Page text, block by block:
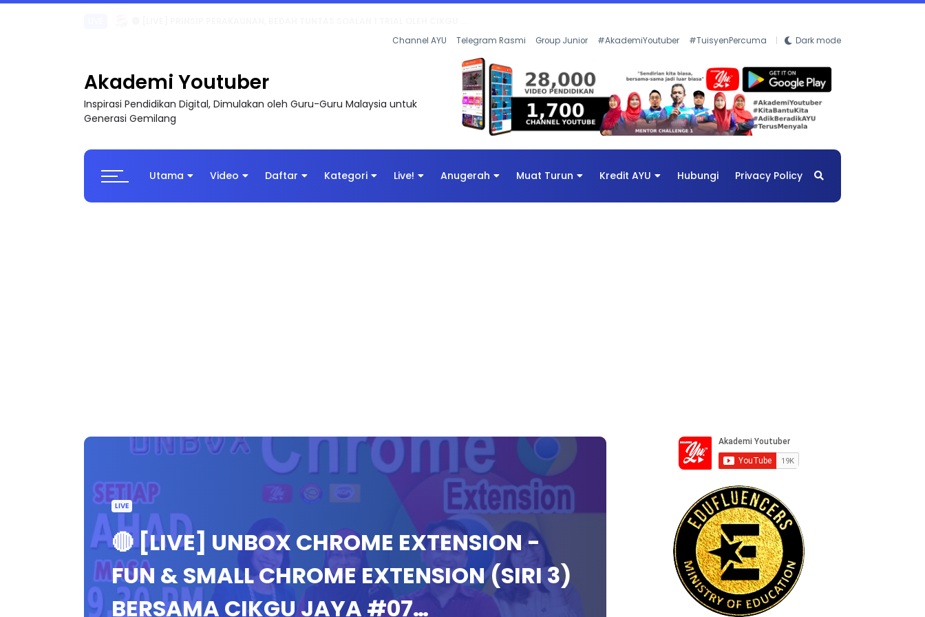
Channel AYU Telegram Rasmi Group Junior #AkademiYoutuber #TuisyenPercuma Dark mode
Akademi Youtuber
Inspirasi Pendidikan Digital, Dimulakan oleh Guru-Guru Malaysia untuk
Generasi Gemilang
Utama Video Daftar Kategori Live! Anugerah Muat Turun Kredit AYU Hubungi Privacy Policy
LIVE
🔴 [LIVE] UNBOX CHROME EXTENSION -
FUN & SMALL CHROME EXTENSION (SIRI 3)
BERSAMA CIKGU JAYA #07…